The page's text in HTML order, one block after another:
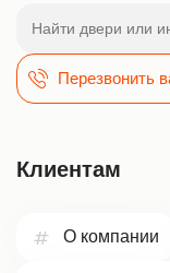
Клиентам
О компании
Перезвонить